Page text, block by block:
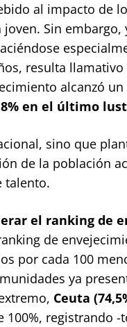
al impacto de
Sin embargo,
resulta
alcanzó un
en el último
sino que
de la población
talento.
el ranking de
de
por cada 100
ya
Ceuta
registrando